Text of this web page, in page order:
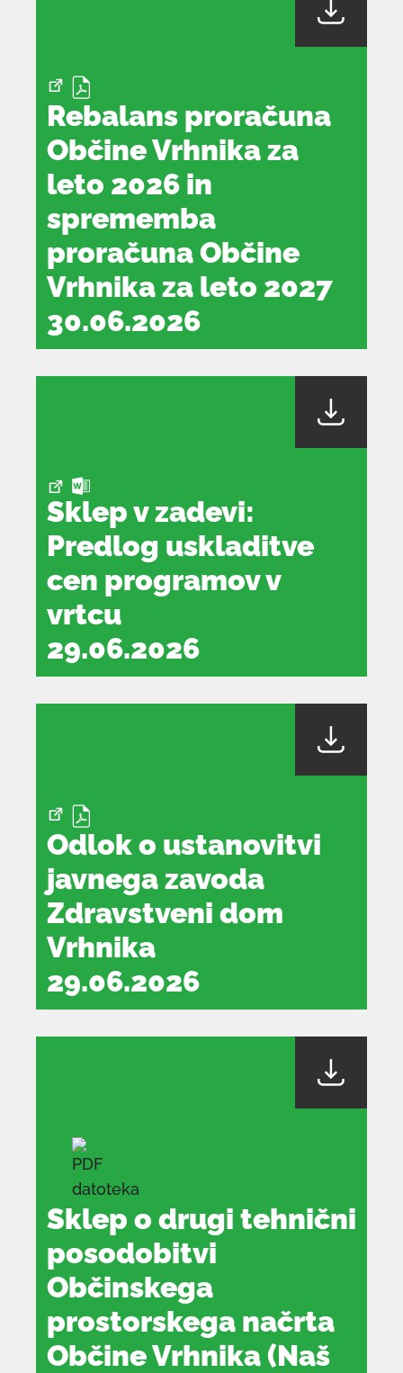
Rebalans proračuna
Občine Vrhnika za
leto 2026 in
sprememba
proračuna Občine
Vrhnika za leto 2027
30.06.2026
dokument
se
oknu
Sklep v zadevi:
Predlog uskladitve
cen programov v
vrtcu
29.06.2026
dokument
se
oknu
Odlok o ustanovitvi
javnega zavoda
Zdravstveni dom
Vrhnika
29.06.2026
dokument
se
oknu
Sklep o drugi tehnični
posodobitvi
Občinskega
prostorskega načrta
Občine Vrhnika (Naš